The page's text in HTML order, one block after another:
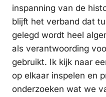
inspanning van de
blijft het verband dat
gelegd wordt heel
als verantwoording
gebruikt. Ik kijk naar
op elkaar inspelen en
onderzoeken wat we